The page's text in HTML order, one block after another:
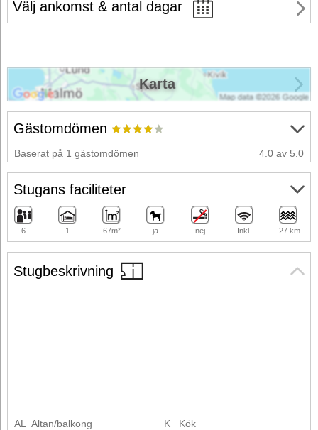
Välj ankomst & antal dagar
Stugbeskrivning
AL
Altan/balkong
K
Kök
Gästomdömen
Baserat på 1 gästomdömen 4.0 av 5.0
Stugans faciliteter
6 1 67m² ja nej Inkl. 27 km
Karta